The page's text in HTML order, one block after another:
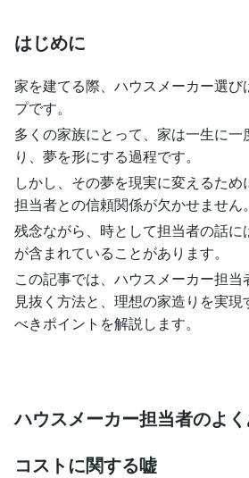
はじめに
家を建てる際、ハウスメーカー選び
プです。
多くの家族にとって、家は一生に
り、夢を形にする過程です。
しかし、その夢を現実に変えるた
担当者との信頼関係が欠かせません。
残念ながら、時として担当者の話に
が含まれていることがあります。
この記事では、ハウスメーカー担
見抜く方法と、理想の家造りを実現
べきポイントを解説します。
ハウスメーカー担当者のよ
コストに関する嘘